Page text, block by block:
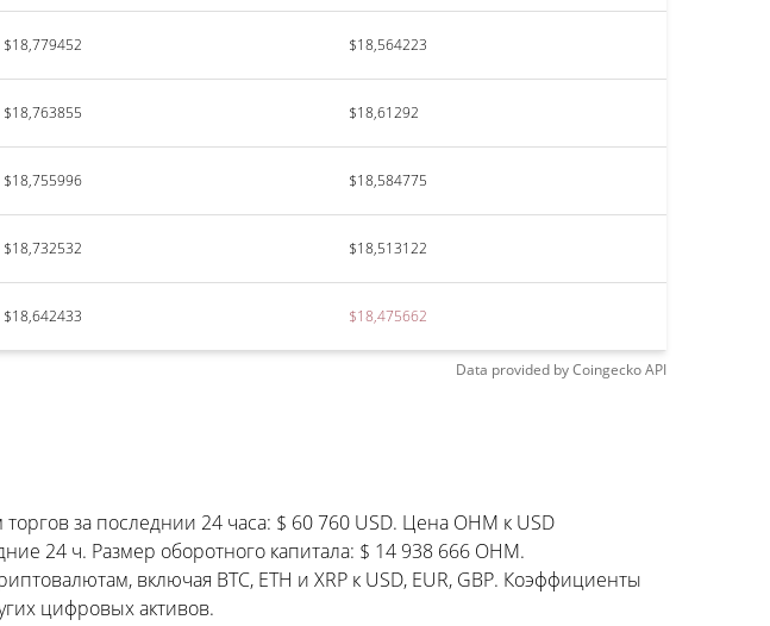
$18,779452 $18,564223
$18,763855 $18,61292
$18,755996 $18,584775
$18,732532 $18,513122
$18,642433 $18,475662
Data provided byCoingeckoAPI
за последнии 24 часа: $ 60 760 USD. Цена OHM к USD
24 ч. Размер оборотного капитала: $ 14 938 666 OHM.
включая BTC, ETH и XRP к USD, EUR, GBP. Коэффициенты
цифровых активов.